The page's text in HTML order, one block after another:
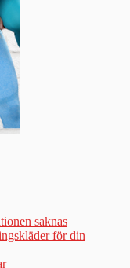
saknas
för din